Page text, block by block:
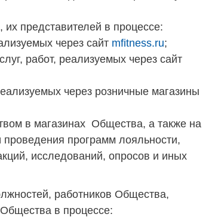
представителей в процессе:
через сайт mfitness.ru;
работ, реализуемых через сайт
через розничные магазины
в магазинах Общества, а также на
проведения программ лояльности,
исследований, опросов и иных
работников Общества,
в процессе: